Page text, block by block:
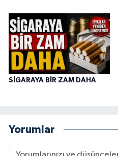
SİGARAYA BİR ZAM DAHA
Yorumlar